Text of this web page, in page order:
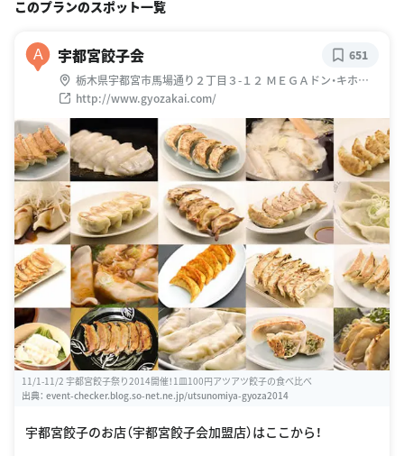
このプランのスポット一覧
A 宇都宮餃子会
栃木県宇都宮市馬場通り２丁目３-１２ ＭＥＧＡドン・キホー
テ ラパーク宇都宮店 地下１階
http://www.gyozakai.com/
651
11/1-11/2 宇都宮餃子祭り2014開催！1皿100円アツアツ餃子の食べ比べ
出典： event-checker.blog.so-net.ne.jp/utsunomiya-gyoza2014
宇都宮餃子のお店（宇都宮餃子会加盟店）はここから！